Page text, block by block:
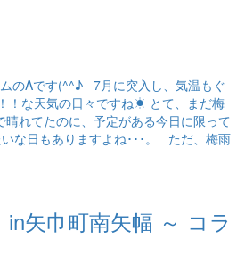
のAです(^^♪ 7月に突入し、気温もぐ
！な天気の日々ですね☀ とて、まだ梅
晴れてたのに、予定がある今日に限って
な日もありますよね･･･。 ただ、梅雨
in矢巾町南矢幅 ～ コラ